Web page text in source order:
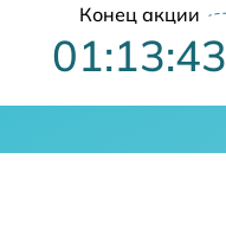
Конец акции
01:13:42